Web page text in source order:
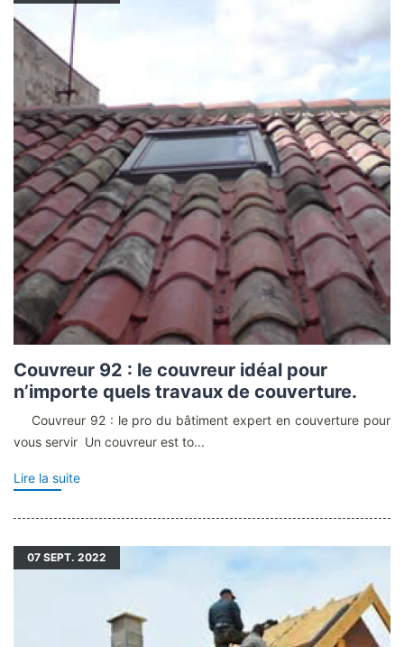
Couvreur 92 : le couvreur idéal pour
n’importe quels travaux de couverture.
Couvreur 92 : le pro du bâtiment expert en couverture pour
vous servir Un couvreur est to...
Lire la suite
07 SEPT. 2022